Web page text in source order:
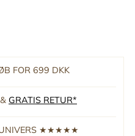
FOR 699 DKK
GRATIS RETUR*
★★★★★